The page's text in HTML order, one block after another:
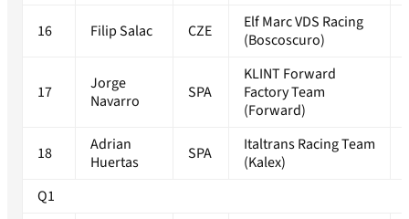
16 Filip Salac CZE
Elf Marc VDS Racing
(Boscoscuro)
17
Jorge
Navarro
SPA
KLINT Forward
Factory Team
(Forward)
18
Adrian
Huertas
SPA
Italtrans Racing Team
(Kalex)
Q1